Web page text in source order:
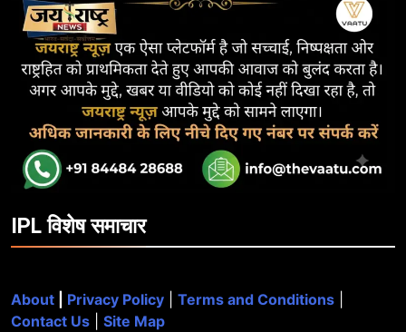
IPL विशेष समाचार
About Privacy Policy Terms and Conditions
Contact Us
Site Map